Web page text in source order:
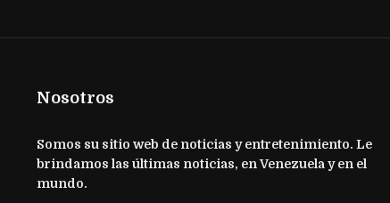
Nosotros
Somos su sitio web de noticias y entretenimiento. Le
brindamos las últimas noticias, en Venezuela y en el
mundo.